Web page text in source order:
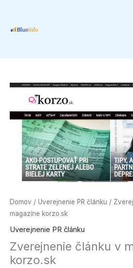
obsah
Domov / Uverejnenie PR článku /
magazíne korzo.sk
Uverejnenie PR článku
Zverejnenie článku v
korzo.sk
množstvo
Zverejnenie
článku
magazíne
korzo.sk